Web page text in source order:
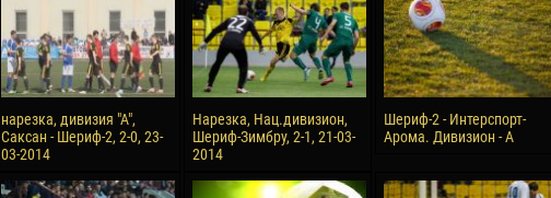
нарезка, дивизия "А",
Саксан - Шериф-2, 2-0, 23-
03-2014
Нарезка, Нац.дивизион,
Шериф-Зимбру, 2-1, 21-03-
2014
Шериф-2 - Интерспорт-
Арома. Дивизион - А